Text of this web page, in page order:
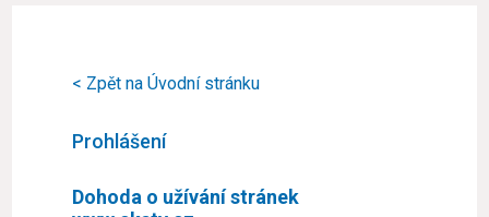
< Zpět na Úvodní stránku
Prohlášení
Dohoda o užívání stránek